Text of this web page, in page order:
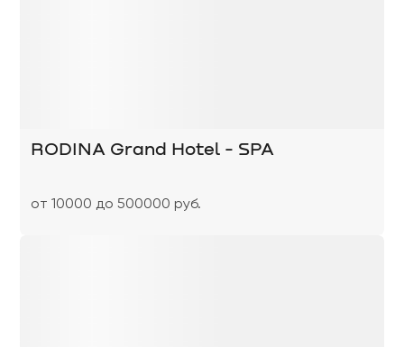
RODINA Grand Hotel - SPA
от 10000 до 500000 руб.